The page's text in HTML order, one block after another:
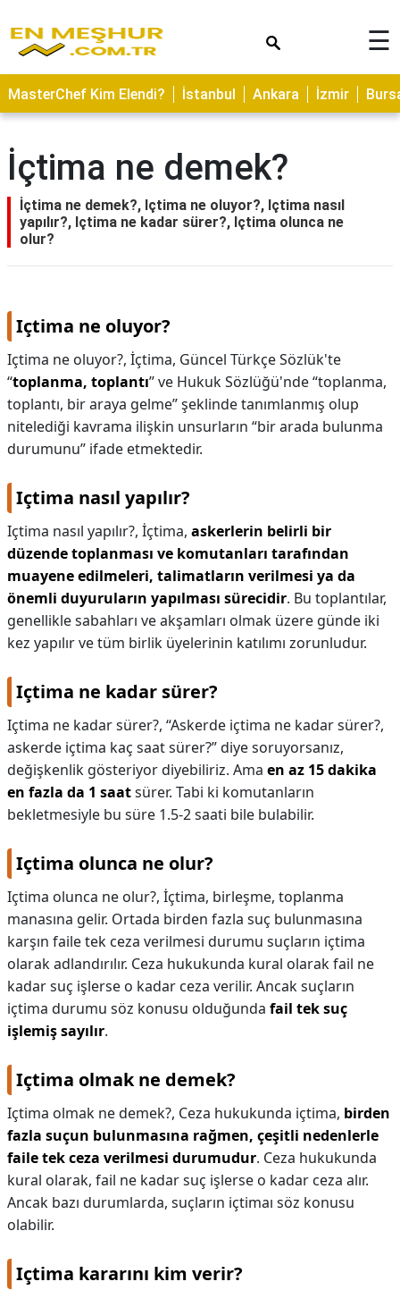
ASTROLOJİ
SAĞLIK
YEMEK
TARİFLERİ
GEZİLECEK
YERLER
ALANLARI
HAMİLELİK
KAPLICALAR
☰
MasterChef Kim Elendi? İstanbul Ankara İzmir
İçtima ne demek?
İçtima ne demek?, Içtima ne oluyor?, Içtima nasıl
yapılır?, Içtima ne kadar sürer?, Içtima olunca ne
olur?
Içtima ne oluyor?
Içtima ne oluyor?, İçtima, Güncel Türkçe Sözlük'te
“toplanma, toplantı” ve Hukuk Sözlüğü'nde “toplanma,
toplantı, bir araya gelme” şeklinde tanımlanmış olup
nitelediği kavrama ilişkin unsurların “bir arada bulunma
durumunu” ifade etmektedir.
Içtima nasıl yapılır?
Içtima nasıl yapılır?, İçtima, askerlerin belirli bir
düzende toplanması ve komutanları tarafından
muayene edilmeleri, talimatların verilmesi ya da
önemli duyuruların yapılması sürecidir. Bu toplantılar,
genellikle sabahları ve akşamları olmak üzere günde iki
kez yapılır ve tüm birlik üyelerinin katılımı zorunludur.
Içtima ne kadar sürer?
Içtima ne kadar sürer?, “Askerde içtima ne kadar sürer?,
askerde içtima kaç saat sürer?” diye soruyorsanız,
değişkenlik gösteriyor diyebiliriz. Ama en az 15 dakika
en fazla da 1 saatsürer. Tabi ki komutanların
bekletmesiyle bu süre 1.5-2 saati bile bulabilir.
Içtima olunca ne olur?
Içtima olunca ne olur?, İçtima, birleşme, toplanma
manasına gelir. Ortada birden fazla suç bulunmasına
karşın faile tek ceza verilmesi durumu suçların içtima
olarak adlandırılır. Ceza hukukunda kural olarak fail ne
kadar suç işlerse o kadar ceza verilir. Ancak suçların
içtima durumu söz konusu olduğunda fail tek suç
işlemiş sayılır.
Içtima olmak ne demek?
Içtima olmak ne demek?, Ceza hukukunda içtima, birden
fazla suçun bulunmasına rağmen, çeşitli nedenlerle
faile tek ceza verilmesi durumudur. Ceza hukukunda
kural olarak, fail ne kadar suç işlerse o kadar ceza alır.
Ancak bazı durumlarda, suçların içtimaı söz konusu
olabilir.
Içtima kararını kim verir?